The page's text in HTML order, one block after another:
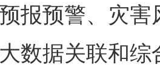
报预警、灾
数据关联和